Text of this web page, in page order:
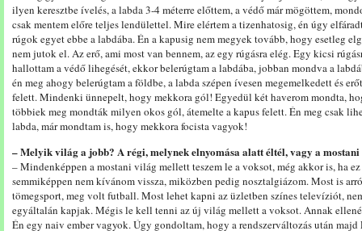
ilyen keresztbe ívelés, a labda 3-4 méterre előttem, a védő már mögöttem,
csak mentem előre teljes lendülettel. Mire elértem a tizenhatosig, én úgy
rúgok egyet ebbe a labdába. Én a kapusig nem megyek tovább, hogy esetleg
nem jutok el. Az erő, ami most van bennem, az egy rúgásra elég. Egy kicsi
hallottam a védő lihegését, ekkor belerúgtam a labdába, jobban mondva a
én meg ahogy belerúgtam a földbe, a labda szépen ívesen megemelkedett és
felett. Mindenki ünnepelt, hogy mekkora gól! Egyedül két haverom mondta,
többiek meg mondták milyen okos gól, átemelte a kapus felett. Én meg csak
labda, már mondtam is, hogy mekkora focista vagyok!
– Melyik világ a jobb? A régi, melynek elnyomása alatt éltél, vagy a
– Mindenképpen a mostani világ mellett teszem le a voksot, még akkor is, ha
semmiképpen nem kívánom vissza, miközben pedig nosztalgiázom. Most is
tömegsport, meg volt futball. Most lehet kapni az üzletben színes televíziót,
egyáltalán kapjak. Mégis le kell tenni az új világ mellett a voksot. Annak
Én egy naiv ember vagyok. Úgy gondoltam, hogy a rendszerváltozás után